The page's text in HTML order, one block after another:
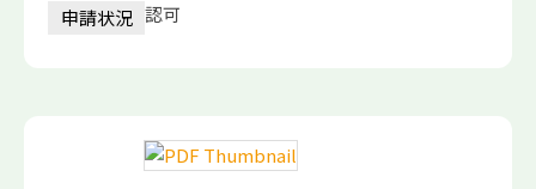
申請状況 認可